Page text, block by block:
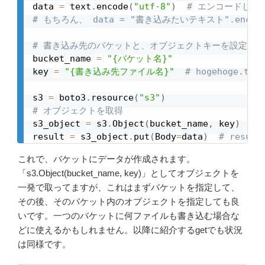
data = text . encode( "utf-8" )
# エンコードして
# もちろん、 data = "書き込みたいテキスト
# 書き込み先のバケットと、オブジェクトキーを設定。
bucket_name =
"{バケット名}"
key = "{書き込み先ファイル名}" # hogehoge.text
s3 = boto3 . resource( "s3" )
# オブジェクトを取得
s3_object = s3 .Object (bucket_name, key)
result = s3_object . put (Body=data) # resultに
これで、バケットにデータが作成されます。
「s3.Object(bucket_name, key)」としてオブジェクトを
一発で取ってますが、これはまずバケットを指定して、
その後、そのバケット内のオブジェクトを指定しても良
いです。一つのバケットに何ファイルも書き込む場合な
どに使えるかもしれません。以降に紹介するgetでも状況
は同様です。